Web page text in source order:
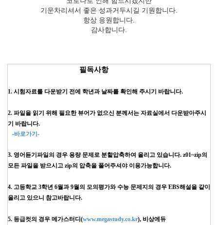
기운차리셔서 좋은 성과거두시길 기원합니다.
항상 응원합니다.
감사합니다.
필독사항
1. 시험자료를 다운받기 전에 학년과 날짜를 확인해 주시기 바랍니다.
2. 파일을 읽기 위해 필요한 뷰어가 없으신 분께서는 자료실에서 다운받아주시
기 바랍니다.
-바로가기-
3. 영어듣기파일의 경우 용량 문제로 분할압축하여 올리고 있습니다. z01~zip의
모든 파일을 받으시고 zip의 압축을 풀어주셔야 이용가능합니다.
4. 고등학교 3학년 6월과 9월의 모의평가와 수능 문제지의 경우 EBS해설을 같이
올리고 있으니 참고바랍니다.
5. 등급컷의 경우 메가스터디(www.megastudy.co.kr), 비상에듀